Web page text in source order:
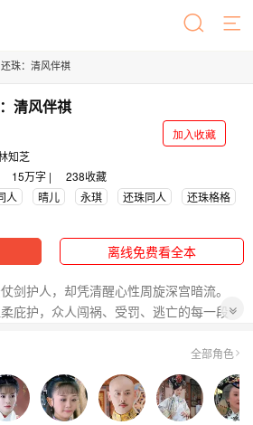
还珠：清风伴祺
清风伴祺
加入收藏
知芝
15万字 | 238收藏
人
晴儿 永琪 还珠同人 还珠格格
离线免费看全本
剑护人，却凭清醒心性周旋深宫暗流。
庇护，众人闯祸、受罚、逃亡的每一段
事。
视剧情会有不一样，但是走向都是一
逃亡，感情线会很含蓄的，大家喜欢就
全部角色